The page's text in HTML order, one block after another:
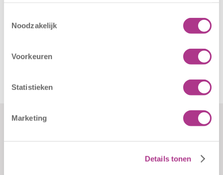
Noodzakelijk
Voorkeuren
Statistieken
Marketing
Details tonen
Sliedrechtstraat 62-66